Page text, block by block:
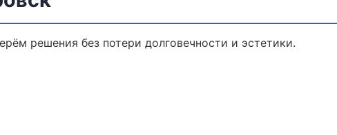
решения без потери долговечности и эстетики.